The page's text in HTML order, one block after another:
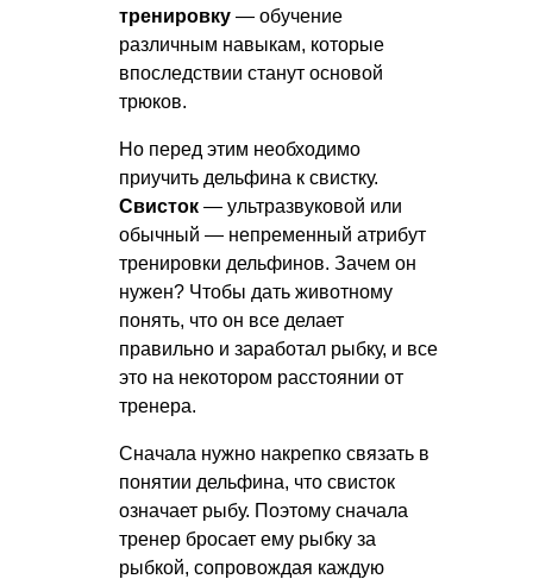
тренировку — обучение
различным навыкам, которые
впоследствии станут основой
трюков.
Но перед этим необходимо
приучить дельфина к свистку.
Свисток — ультразвуковой или
обычный — непременный атрибут
тренировки дельфинов. Зачем он
нужен? Чтобы дать животному
понять, что он все делает
правильно и заработал рыбку, и все
это на некотором расстоянии от
тренера.
Сначала нужно накрепко связать в
понятии дельфина, что свисток
означает рыбу. Поэтому сначала
тренер бросает ему рыбку за
рыбкой, сопровождая каждую